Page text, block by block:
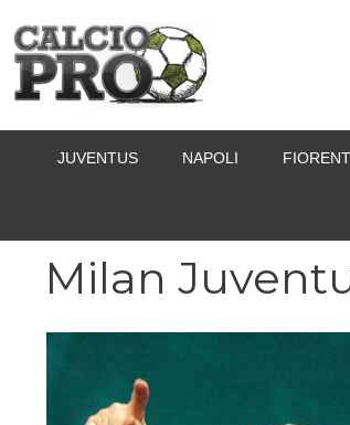
contenuto
JUVENTUS NAPOLI
Milan